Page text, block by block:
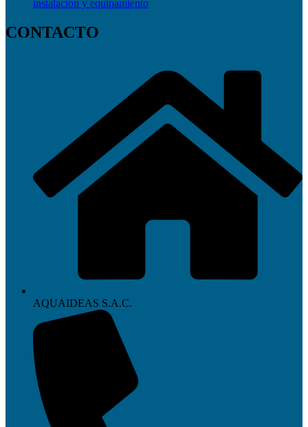
instalación y equipamiento
CONTACTO
AQUAIDEAS S.A.C.